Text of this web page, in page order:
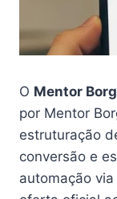
O Mentor
por Mentor
estruturação
conversão e
automação